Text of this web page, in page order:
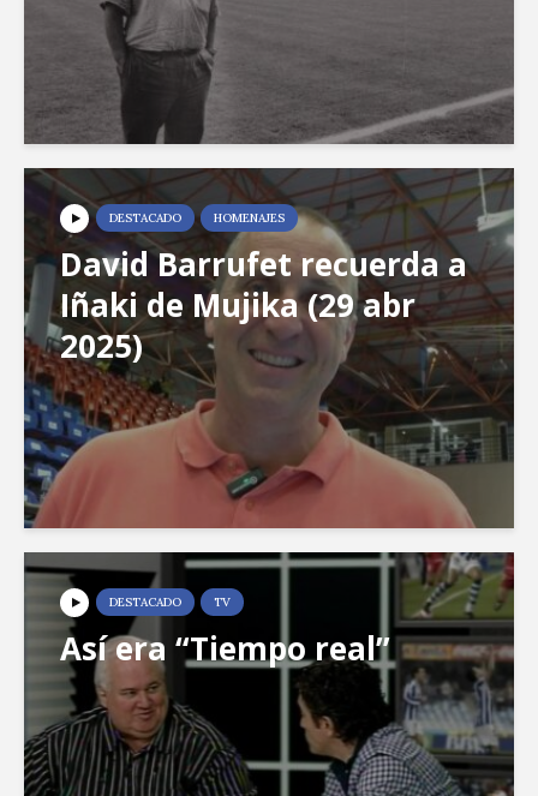
DESTACADO HOMENAJES
David Barrufet recuerda a
Iñaki de Mujika (29 abr
2025)
DESTACADO TV
Así era “Tiempo real”